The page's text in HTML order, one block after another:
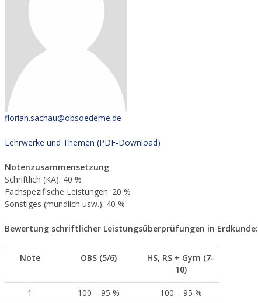
florian.sachau@obsoedeme.de
Lehrwerke und Themen (PDF-Download)
Notenzusammensetzung:
Schriftlich (KA): 40 %
Fachspezifische Leistungen: 20 %
Sonstiges (mündlich usw.): 40 %
Bewertung schriftlicher Leistungsüberprüfungen in Erdkunde:
Note OBS (5/6)
HS, RS + Gym (7-
10)
1 100 – 95 % 100 – 95 %